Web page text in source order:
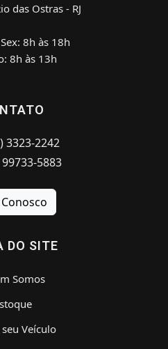
das Ostras - RJ
8h às 18h
8h às 13h
3323-2242
5883
Conosco
DO SITE
Somos
Veículo